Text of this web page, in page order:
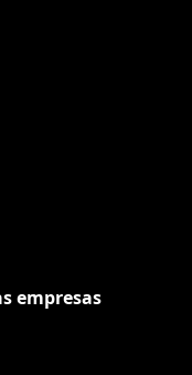
empresas